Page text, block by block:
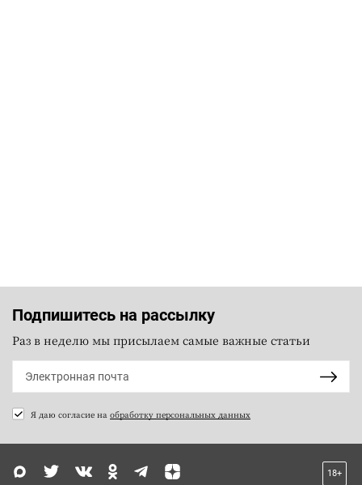
Подпишитесь на рассылку
Раз в неделю мы присылаем самые важные статьи
Я даю согласие на обработку персональных данных
18+